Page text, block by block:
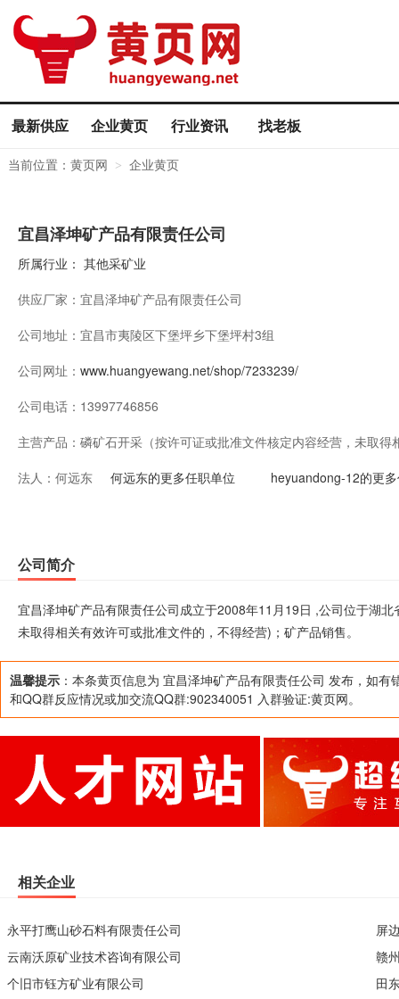
最新供应 企业黄页 行业资讯 找老板
当前位置： 黄页网 > 企业黄页
宜昌泽坤矿产品有限责任公司
所属行业： 其他采矿业
供应厂家： 宜昌泽坤矿产品有限责任公司
公司地址： 宜昌市夷陵区下堡坪乡下堡坪村3组
公司网址： www.huangyewang.net/shop/7233239/
公司电话： 13997746856
主营产品： 磷矿石开采（按许可证或批准文件核定内容经营，未取
营)；矿产品销售。
法人： 何远东 何远东的更多任职单位 heyuandong-12的更
公司简介
宜昌泽坤矿产品有限责任公司成立于2008年11月19日 ,公司位于湖
未取得相关有效许可或批准文件的，不得经营)；矿产品销售。
温馨提示 ：本条黄页信息为 宜昌泽坤矿产品有限责任公司 发布，如有
和QQ群反应情况或加交流QQ群:902340051 入群验证:黄页网。
相关企业
永平打鹰山砂石料有限责任公司
云南沃原矿业技术咨询有限公司
个旧市钰方矿业有限公司
屏
赣
田